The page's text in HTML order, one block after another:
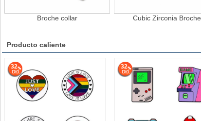
Broche collar Cubic Zirconia Broche
Producto caliente
32 32